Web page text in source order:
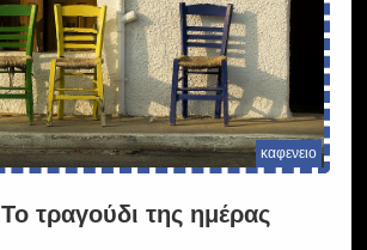
καφενειο
Το τραγούδι της ημέρας